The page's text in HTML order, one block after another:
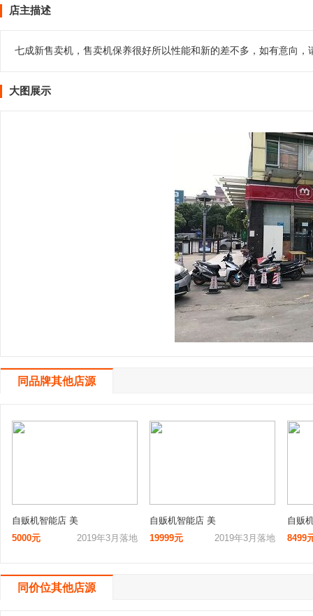
店主描述
七成新售卖机，售卖机保养很好所以性能和新的差不多，如有意向，
大图展示
同品牌其他店源
自贩机智能店 美
2019年3月落地
5000元
自贩机智能店 美
2019年3月落地
19999元
自贩
8499
同价位其他店源